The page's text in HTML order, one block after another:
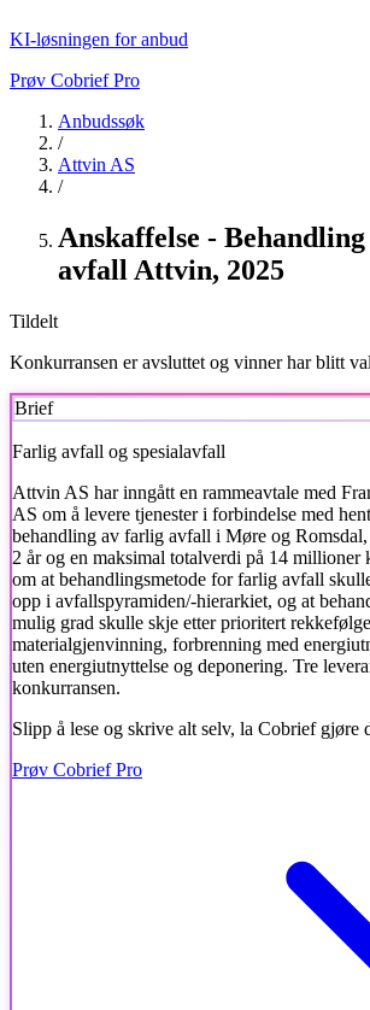
KI-løsningen for anbud
Prøv Cobrief Pro
Anbudssøk
/
Attvin AS
/
Anskaffelse -
avfall Attvin, 2025
Tildelt
Konkurransen er avsluttet og vinner har blitt
Brief
Farlig avfall og spesialavfall
Attvin AS har inngått en rammeavtale med
AS om å levere tjenester i forbindelse med
behandling av farlig avfall i Møre og Romsdal,
2 år og en maksimal totalverdi på 14 millioner
om at behandlingsmetode for farlig avfall
opp i avfallspyramiden/-hierarkiet, og at
mulig grad skulle skje etter prioritert
materialgjenvinning, forbrenning med
uten energiutnyttelse og deponering. Tre
konkurransen.
Slipp å lese og skrive alt selv, la Cobrief gjøre
Prøv Cobrief Pro